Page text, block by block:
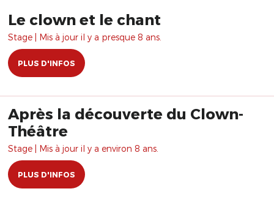
Le clown et le chant
Stage | Mis à jour il y a presque 8 ans.
PLUS D'INFOS
Après la découverte du Clown-
Théâtre
Stage | Mis à jour il y a environ 8 ans.
PLUS D'INFOS